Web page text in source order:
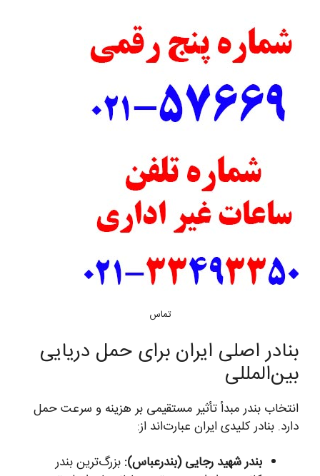
تماس
بنادر اصلی ایران برای حمل دریایی
بین‌المللی
انتخاب بندر مبدأ تأثیر مستقیمی بر هزینه و سرعت حمل
دارد. بنادر کلیدی ایران عبارت‌اند از:
بندر شهید رجایی (بندرعباس): بزرگ‌ترین بندر